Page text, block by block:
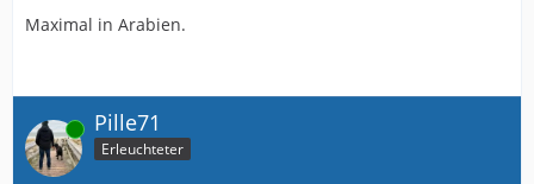
Maximal in Arabien.
Online Pille71
Erleuchteter